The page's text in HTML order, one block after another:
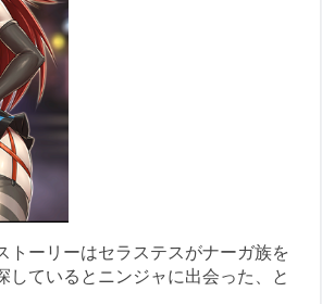
トーリーはセラステスがナーガ族を
しているとニンジャに出会った、と